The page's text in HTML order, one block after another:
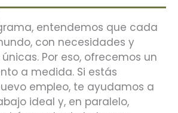
entendemos que cada
con necesidades y
Por eso, ofrecemos un
a medida. Si estás
empleo, te ayudamos a
ideal y, en paralelo,